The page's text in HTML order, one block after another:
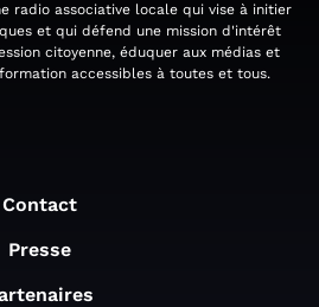
radio associative locale qui vise à initier
et qui défend une mission d'intérêt
citoyenne, éduquer aux médias et
accessibles à toutes et tous.
Contact
Presse